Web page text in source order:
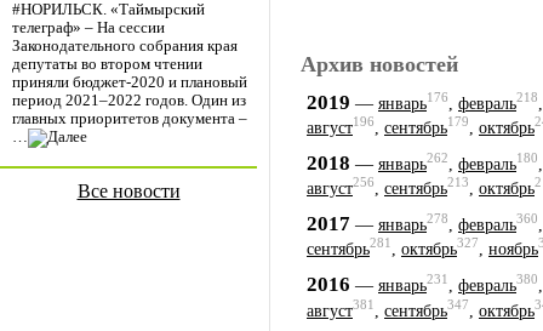
#НОРИЛЬСК. «Таймырский
телеграф» – На сессии
Законодательного собрания края
депутаты во втором чтении
приняли бюджет-2020 и плановый
период 2021–2022 годов. Один из
главных приоритетов документа –
…
Все новости
Архив новостей
2019 — январь176 февраль218
август196, сентябрь179, октябрь
2018 — январь262 февраль180
август256, сентябрь213, октябрь
2017 — январь278 февраль360
сентябрь281, октябрь327, ноябрь
2016 — январь231 февраль380
август381 сентябрь347 октябрь